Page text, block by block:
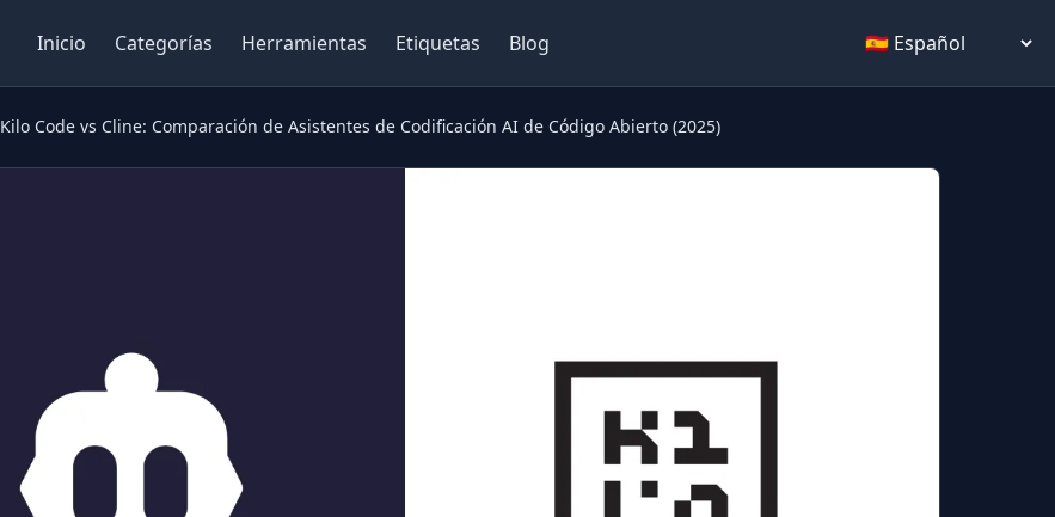
Inicio Categorías Herramientas Etiquetas Blog Select language
Kilo Code vs Cline: Comparación de Asistentes de Codificación AI de Código Abierto (2025)